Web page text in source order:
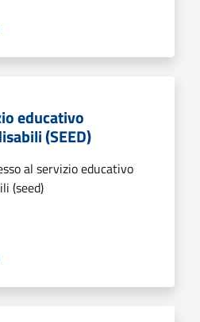
educativo
(SEED)
al servizio educativo
(seed)